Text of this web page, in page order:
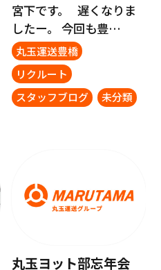
宮下です。 遅くなりま
したー。 今回も豊…
丸玉運送豊橋
リクルート
スタッフブログ
未分類
丸玉ヨット部忘年会